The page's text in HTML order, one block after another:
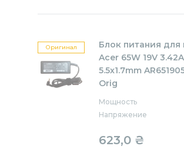
Оригинал
Блок питания для
Acer 65W 19V 3.42A
5.5x1.7mm
Orig
Мощность
Напряжение
623,0 ₴